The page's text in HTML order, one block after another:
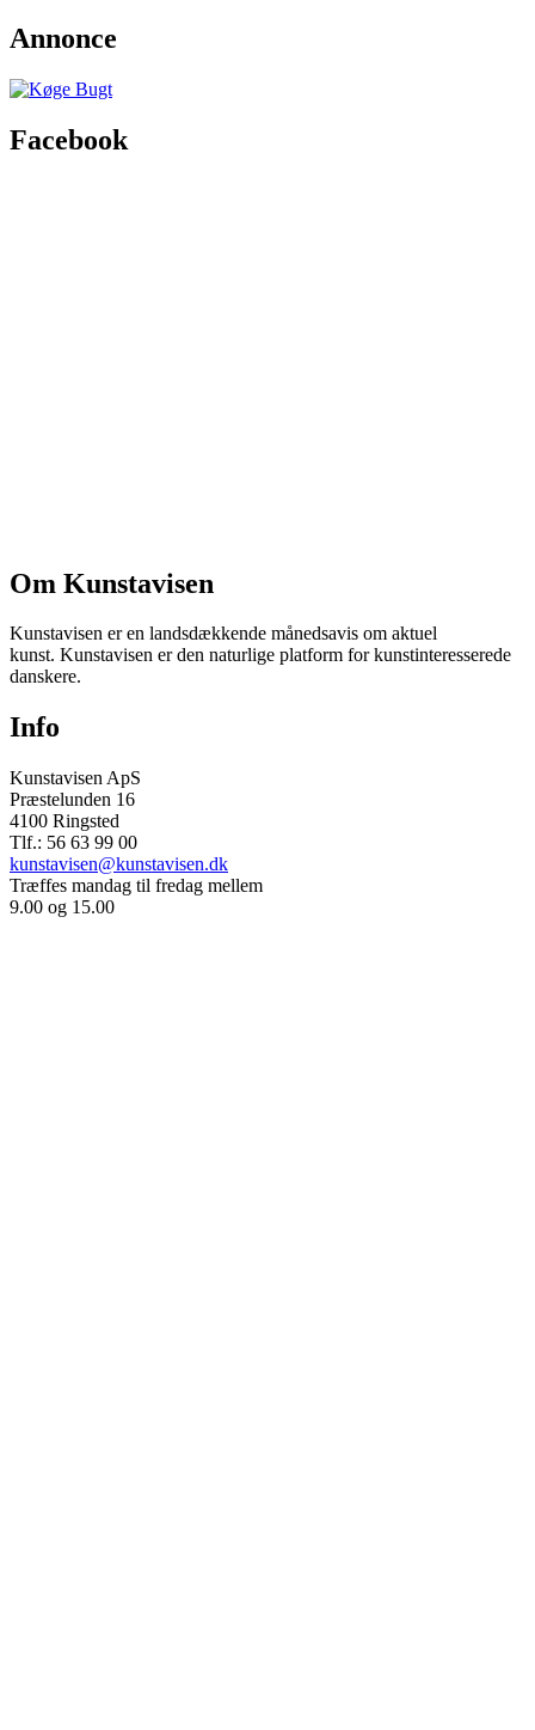
Annonce
Facebook
Om Kunstavisen
Kunstavisen er en landsdækkende månedsavis om aktuel
kunst. Kunstavisen er den naturlige platform for kunstinteresserede
danskere.
Info
Kunstavisen ApS
Præstelunden 16
4100 Ringsted
Tlf.: 56 63 99 00
kunstavisen@kunstavisen.dk
Træffes mandag til fredag mellem
9.00 og 15.00